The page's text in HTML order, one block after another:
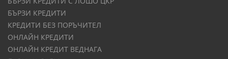
БЪРЗИ КРЕДИТИ
КРЕДИТИ БЕЗ ПОРЪЧИТЕЛ
ОНЛАЙН КРЕДИТИ
ОНЛАЙН КРЕДИТ ВЕДНАГА